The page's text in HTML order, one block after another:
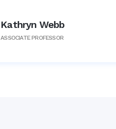
Kathryn Webb
ASSOCIATE PROFESSOR